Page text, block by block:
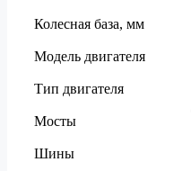
Колесная база, мм
Модель двигателя
Тип двигателя
Мосты
Шины